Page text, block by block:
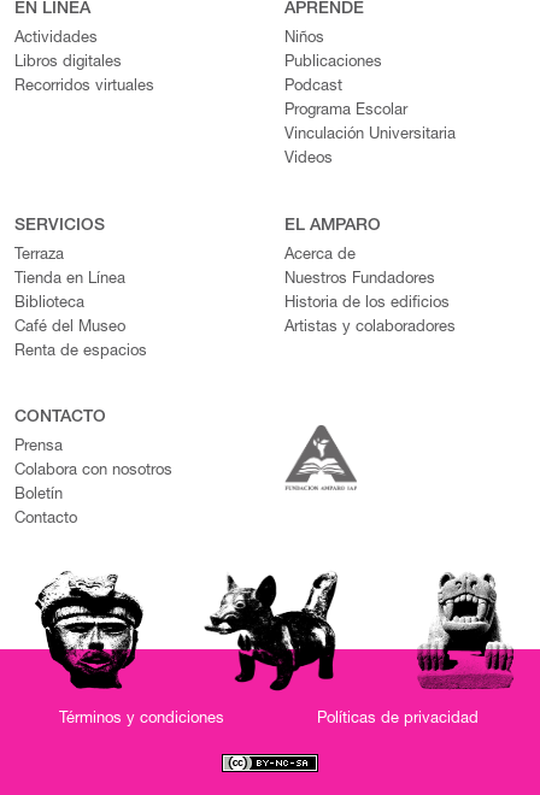
EN LÍNEA
Actividades
Libros digitales
Recorridos virtuales
APRENDE
Niños
Publicaciones
Podcast
Programa Escolar
Vinculación Universitaria
Videos
SERVICIOS
Terraza
Tienda en Línea
Biblioteca
Café del Museo
Renta de espacios
EL AMPARO
Acerca de
Nuestros Fundadores
Historia de los edificios
Artistas y colaboradores
CONTACTO
Prensa
Colabora con nosotros
Boletín
Contacto
Términos y condiciones Políticas de privacidad